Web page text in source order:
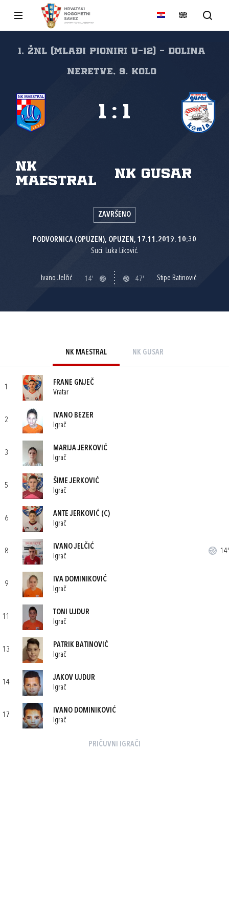
1. ŽNL (mlađi pioniri U-12) - Dolina
Neretve, 9. kolo
NK
Maestral
NK Gusar
1 : 1
ZAVRŠENO
PODVORNICA (OPUZEN), OPUZEN, 17.11.2019. 10:30
Suci: Luka Liković.
Ivano Jelčić 14' 47' Stipe Batinović
NK MAESTRAL NK GUSAR
1
FRANE GNJEČ
Vratar
2
IVANO BEZER
Igrač
3
MARIJA JERKOVIĆ
Igrač
5
ŠIME JERKOVIĆ
Igrač
6
ANTE JERKOVIĆ (C)
Igrač
8
IVANO JELČIĆ
Igrač
14'
9
IVA DOMINIKOVIĆ
Igrač
11
TONI UJDUR
Igrač
13
PATRIK BATINOVIĆ
Igrač
14
JAKOV UJDUR
Igrač
17
IVANO DOMINIKOVIĆ
Igrač
PRIČUVNI IGRAČI